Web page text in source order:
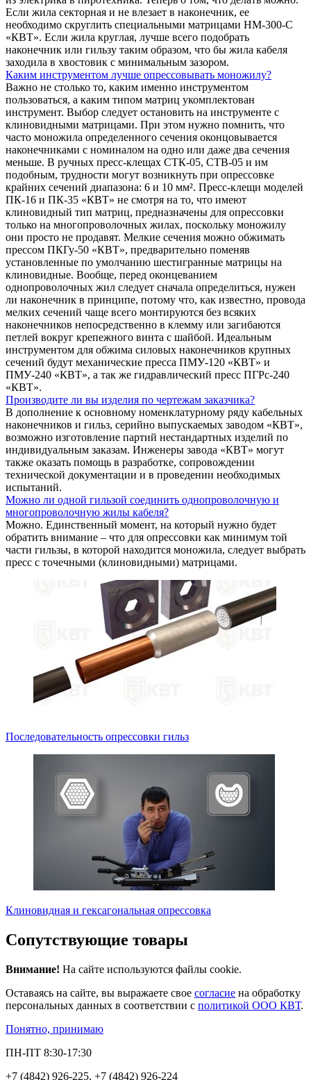
Если жила секторная и не влезает в наконечник, ее
необходимо скруглить специальными матрицами НМ-300-С
«КВТ». Если жила круглая, лучше всего подобрать
наконечник или гильзу таким образом, что бы жила кабеля
заходила в хвостовик с минимальным зазором.
Каким инструментом лучше опрессовывать моножилу?
Важно не столько то, каким именно инструментом
пользоваться, а каким типом матриц укомплектован
инструмент. Выбор следует остановить на инструменте с
клиновидными матрицами. При этом нужно помнить, что
часто моножила определенного сечения оконцовывается
наконечниками с номиналом на одно или даже два сечения
меньше. В ручных пресс-клещах СТК-05, СТВ-05 и им
подобным, трудности могут возникнуть при опрессовке
крайних сечений диапазона: 6 и 10 мм². Пресс-клещи моделей
ПК-16 и ПК-35 «КВТ» не смотря на то, что имеют
клиновидный тип матриц, предназначены для опрессовки
только на многопроволочных жилах, поскольку моножилу
они просто не продавят. Мелкие сечения можно обжимать
прессом ПКГу-50 «КВТ», предварительно поменяв
установленные по умолчанию шестигранные матрицы на
клиновидные. Вообще, перед оконцеванием
однопроволочных жил следует сначала определиться, нужен
ли наконечник в принципе, потому что, как известно, провода
мелких сечений чаще всего монтируются без всяких
наконечников непосредственно в клемму или загибаются
петлей вокруг крепежного винта с шайбой. Идеальным
инструментом для обжима силовых наконечников крупных
сечений будут механические пресса ПМУ-120 «КВТ» и
ПМУ-240 «КВТ», а так же гидравлический пресс ПГРс-240
«КВТ».
Производите ли вы изделия по чертежам заказчика?
В дополнение к основному номенклатурному ряду кабельных
наконечников и гильз, серийно выпускаемых заводом «КВТ»,
возможно изготовление партий нестандартных изделий по
индивидуальным заказам. Инженеры завода «КВТ» могут
также оказать помощь в разработке, сопровождении
технической документации и в проведении необходимых
испытаний.
Можно ли одной гильзой соединить однопроволочную и
многопроволочную жилы кабеля?
Можно. Единственный момент, на который нужно будет
обратить внимание – что для опрессовки как минимум той
части гильзы, в которой находится моножила, следует выбрать
пресс с точечными (клиновидными) матрицами.
Последовательность опрессовки гильз
Клиновидная и гексагональная опрессовка
Сопутствующие товары
Внимание! На сайте используются файлы cookie.
Оставаясь на сайте, вы выражаете свое согласие на обработку
персональных данных в соответствии с политикой ООО КВТ.
Понятно, принимаю
ПН-ПТ 8:30-17:30
+7 (4842) 926-225, +7 (4842) 926-224